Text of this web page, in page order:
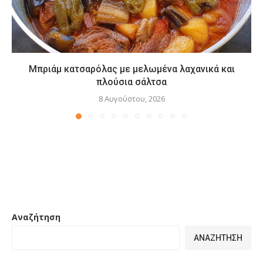
Μπριάμ κατσαρόλας με μελωμένα λαχανικά και
πλούσια σάλτσα
8 Αυγούστου, 2026
Αναζήτηση
ΑΝΑΖΉΤΗΣΗ